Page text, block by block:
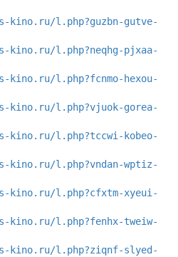
kino.ru/l.php?guzbn-gutve-
kino.ru/l.php?neqhg-pjxaa-
kino.ru/l.php?fcnmo-hexou-
kino.ru/l.php?vjuok-gorea-
kino.ru/l.php?tccwi-kobeo-
kino.ru/l.php?vndan-wptiz-
kino.ru/l.php?cfxtm-xyeui-
kino.ru/l.php?fenhx-tweiw-
kino.ru/l.php?ziqnf-slyed-